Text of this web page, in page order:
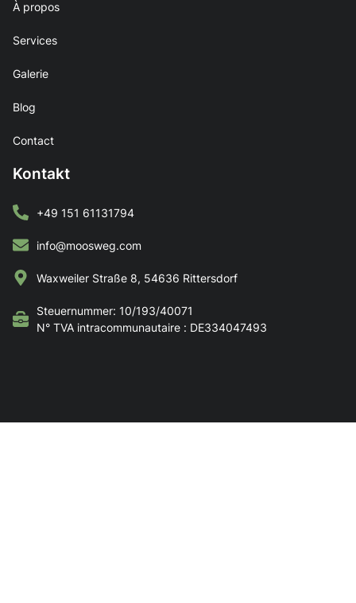
À propos
Services
Galerie
Blog
Contact
Kontakt
+49 151 61131794
info@moosweg.com
Waxweiler Straße 8, 54636 Rittersdorf
Steuernummer: 10/193/40071
N° TVA intracommunautaire : DE334047493